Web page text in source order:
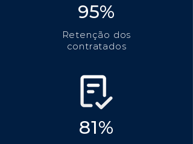
95%
Retenção dos
contratados
81%